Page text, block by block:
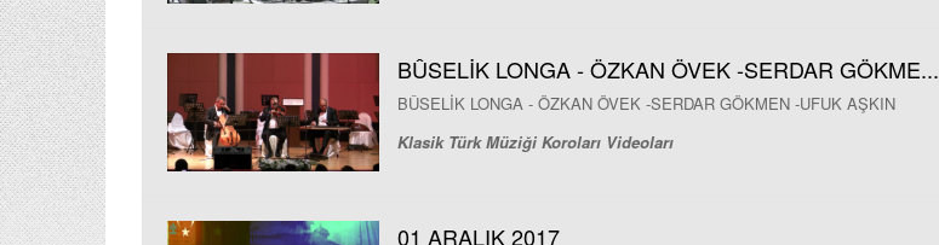
BÛSELİK LONGA - ÖZKAN ÖVEK -SERDAR GÖKME...
BÛSELİK LONGA - ÖZKAN ÖVEK -SERDAR GÖKMEN -UFUK AŞKIN
Klasik Türk Müziği Koroları Videoları
01 ARALIK 2017